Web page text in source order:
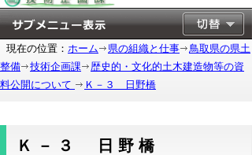
現在の位置： ホーム 県の組織と仕事
鳥取県の県土
整備
技術企画課
歴史的・文化的土木建造物等の資
料公開について
Ｋ－３ 日野橋
Ｋ－３ 日野橋